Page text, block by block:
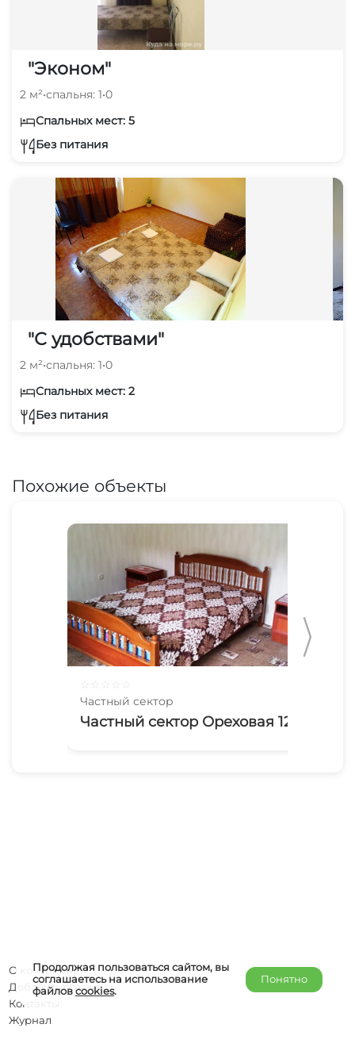
"Эконом"
2 м²•спальня: 1•0
Спальных мест: 5
Без питания
"С удобствами"
2 м²•спальня: 1•0
Спальных мест: 2
Без питания
Похожие объекты
Частный сектор
Частный сектор Ореховая 12
Продолжая пользоваться сайтом, вы
соглашаетесь на использование
файловcookies.
Понятно
О компании
Добавить объект
Контакты
Журнал